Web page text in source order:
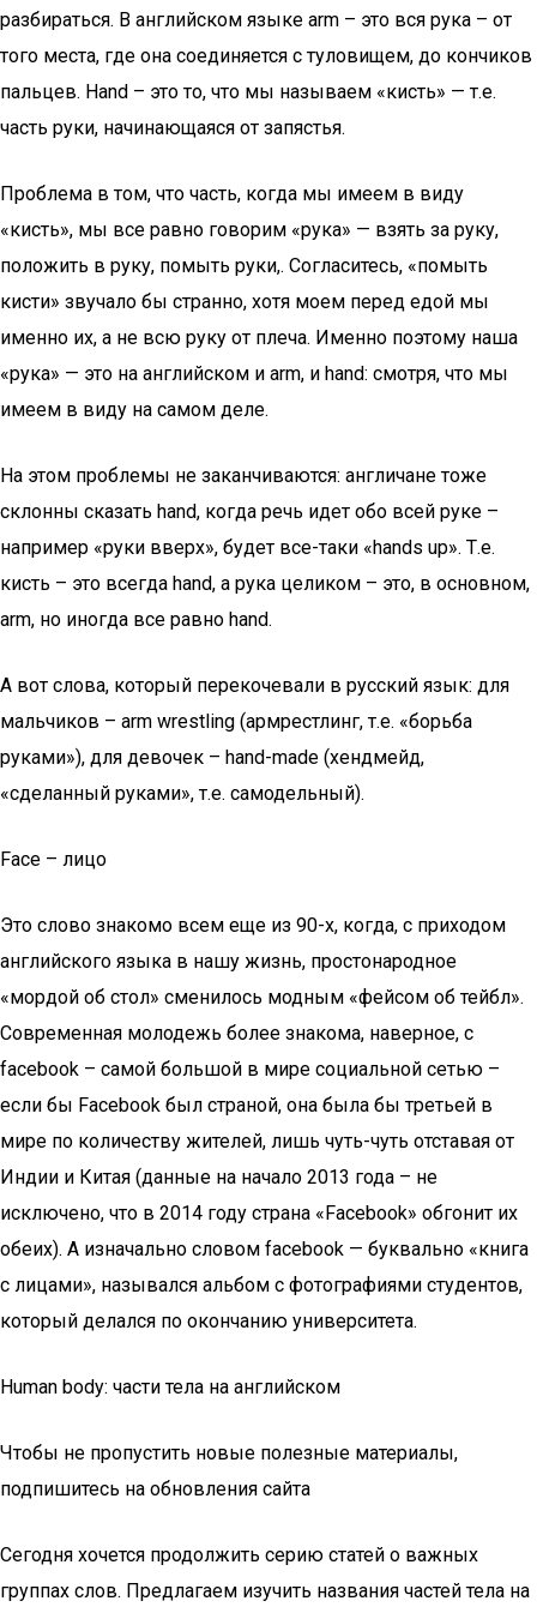
разбираться. В английском языке arm – это вся рука – от
того места, где она соединяется с туловищем, до кончиков
пальцев. Hand – это то, что мы называем «кисть» — т.е.
часть руки, начинающаяся от запястья.
Проблема в том, что часть, когда мы имеем в виду
«кисть», мы все равно говорим «рука» — взять за руку,
положить в руку, помыть руки,. Согласитесь, «помыть
кисти» звучало бы странно, хотя моем перед едой мы
именно их, а не всю руку от плеча. Именно поэтому наша
«рука» — это на английском и arm, и hand: смотря, что мы
имеем в виду на самом деле.
На этом проблемы не заканчиваются: англичане тоже
склонны сказать hand, когда речь идет обо всей руке –
например «руки вверх», будет все-таки «hands up». Т.е.
кисть – это всегда hand, а рука целиком – это, в основном,
arm, но иногда все равно hand.
А вот слова, который перекочевали в русский язык: для
мальчиков – arm wrestling (армрестлинг, т.е. «борьба
руками»), для девочек – hand-made (хендмейд,
«сделанный руками», т.е. самодельный).
Face – лицо
Это слово знакомо всем еще из 90-х, когда, с приходом
английского языка в нашу жизнь, простонародное
«мордой об стол» сменилось модным «фейсом об тейбл».
Современная молодежь более знакома, наверное, с
facebook – самой большой в мире социальной сетью –
если бы Facebook был страной, она была бы третьей в
мире по количеству жителей, лишь чуть-чуть отставая от
Индии и Китая (данные на начало 2013 года – не
исключено, что в 2014 году страна «Facebook» обгонит их
обеих). А изначально словом facebook — буквально «книга
с лицами», назывался альбом с фотографиями студентов,
который делался по окончанию университета.
Human body: части тела на английском
Чтобы не пропустить новые полезные материалы,
подпишитесь на обновления сайта
Сегодня хочется продолжить серию статей о важных
группах слов. Предлагаем изучить названия частей тела на